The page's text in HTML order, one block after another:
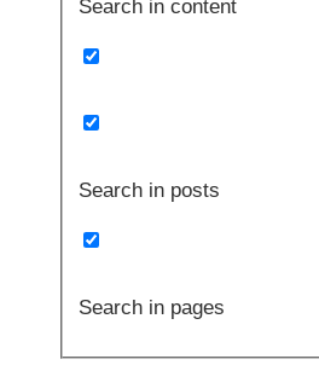
Search in content
Search in posts
Search in pages